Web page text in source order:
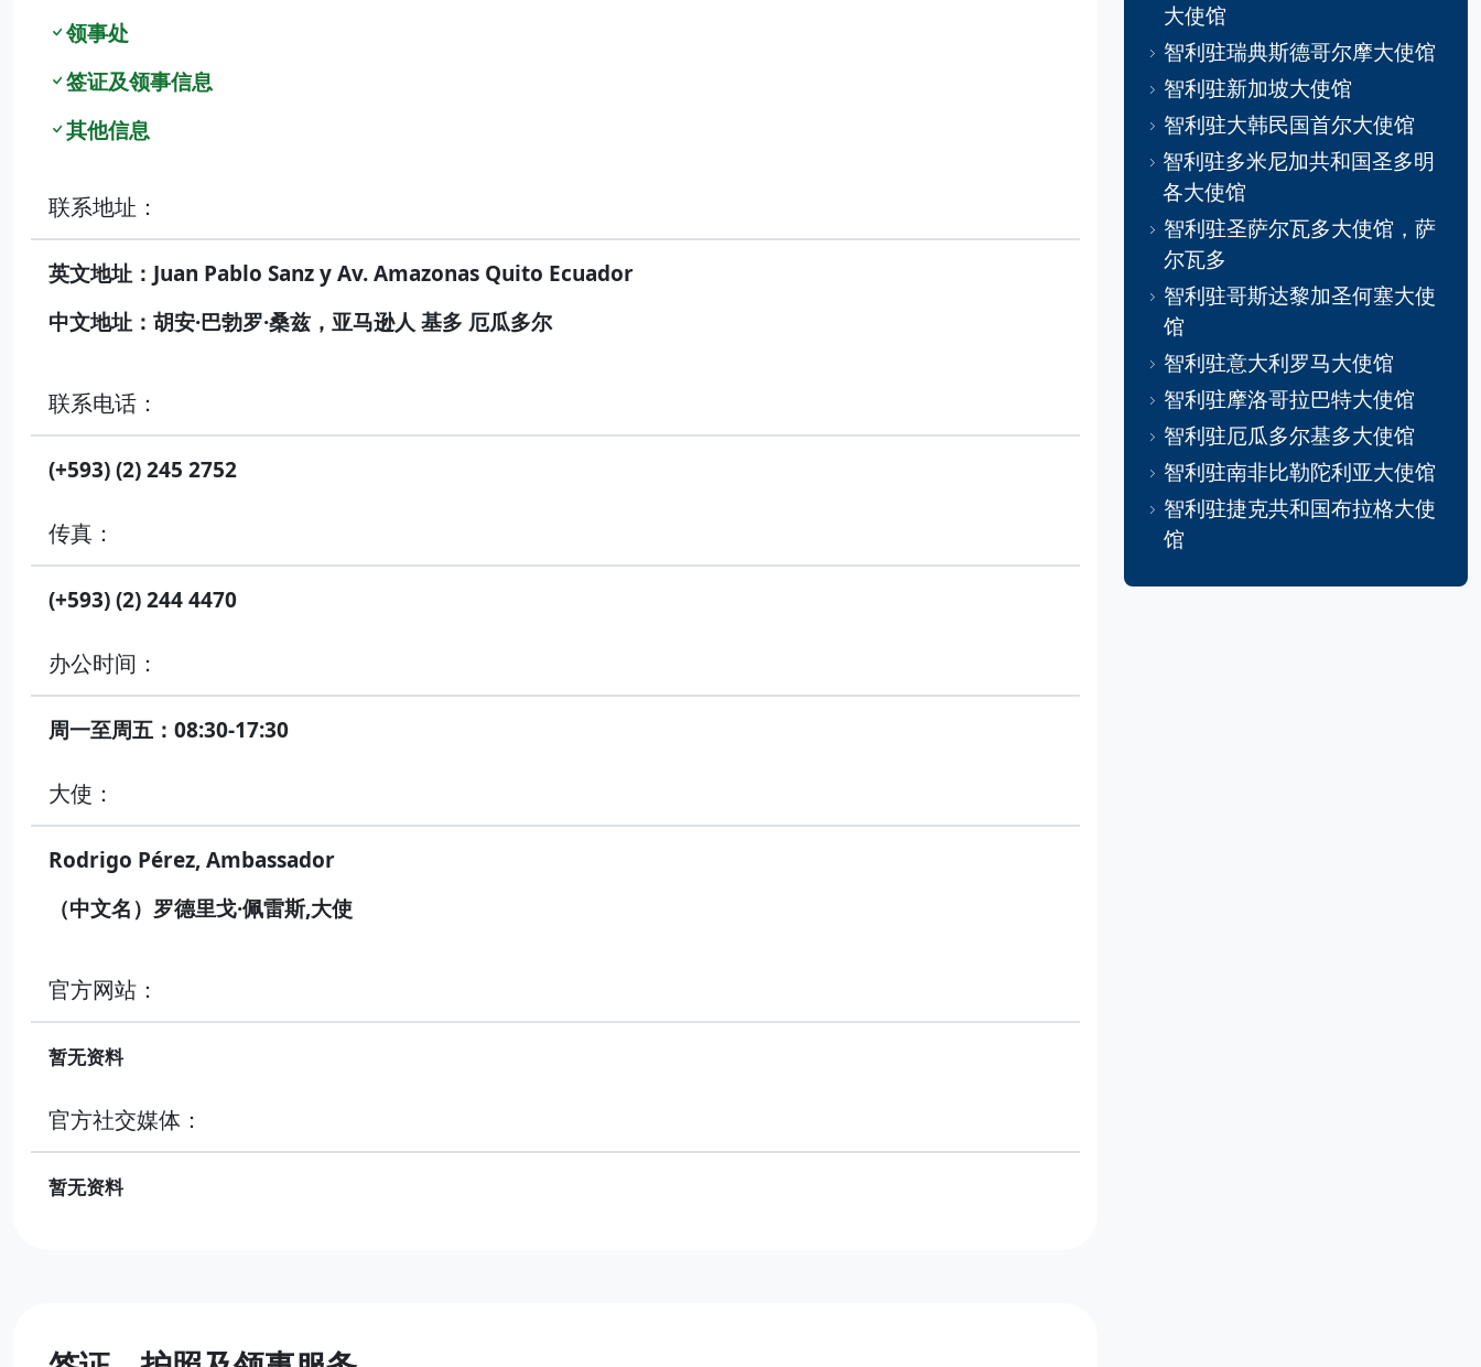
领事处
签证及领事信息
其他信息
联系地址：
英文地址：Juan Pablo Sanz y Av. Amazonas Quito Ecuador
中文地址：胡安·巴勃罗·桑兹，亚马逊人 基多 厄瓜多尔
联系电话：
(+593) (2) 245 2752
传真：
(+593) (2) 244 4470
办公时间：
周一至周五：08:30-17:30
大使：
Rodrigo Pérez, Ambassador
（中文名）罗德里戈·佩雷斯,大使
官方网站：
暂无资料
官方社交媒体：
暂无资料
大使馆
智利驻瑞典斯德哥尔摩大使馆
智利驻新加坡大使馆
智利驻大韩民国首尔大使馆
智利驻多米尼加共和国圣多明
各大使馆
智利驻圣萨尔瓦多大使馆，萨
尔瓦多
智利驻哥斯达黎加圣何塞大使
馆
智利驻意大利罗马大使馆
智利驻摩洛哥拉巴特大使馆
智利驻厄瓜多尔基多大使馆
智利驻南非比勒陀利亚大使馆
智利驻捷克共和国布拉格大使
馆